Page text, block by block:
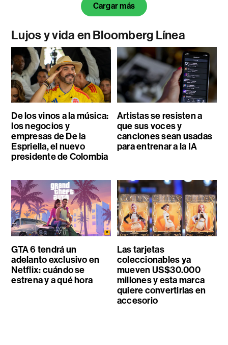
Cargar más
Lujos y vida en Bloomberg Línea
De los vinos a la música:
los negocios y
empresas de De la
Espriella, el nuevo
presidente de Colombia
Artistas se resisten a
que sus voces y
canciones sean usadas
para entrenar a la IA
GTA 6 tendrá un
adelanto exclusivo en
Netflix: cuándo se
estrena y a qué hora
Las tarjetas
coleccionables ya
mueven US$30.000
millones y esta marca
quiere convertirlas en
accesorio